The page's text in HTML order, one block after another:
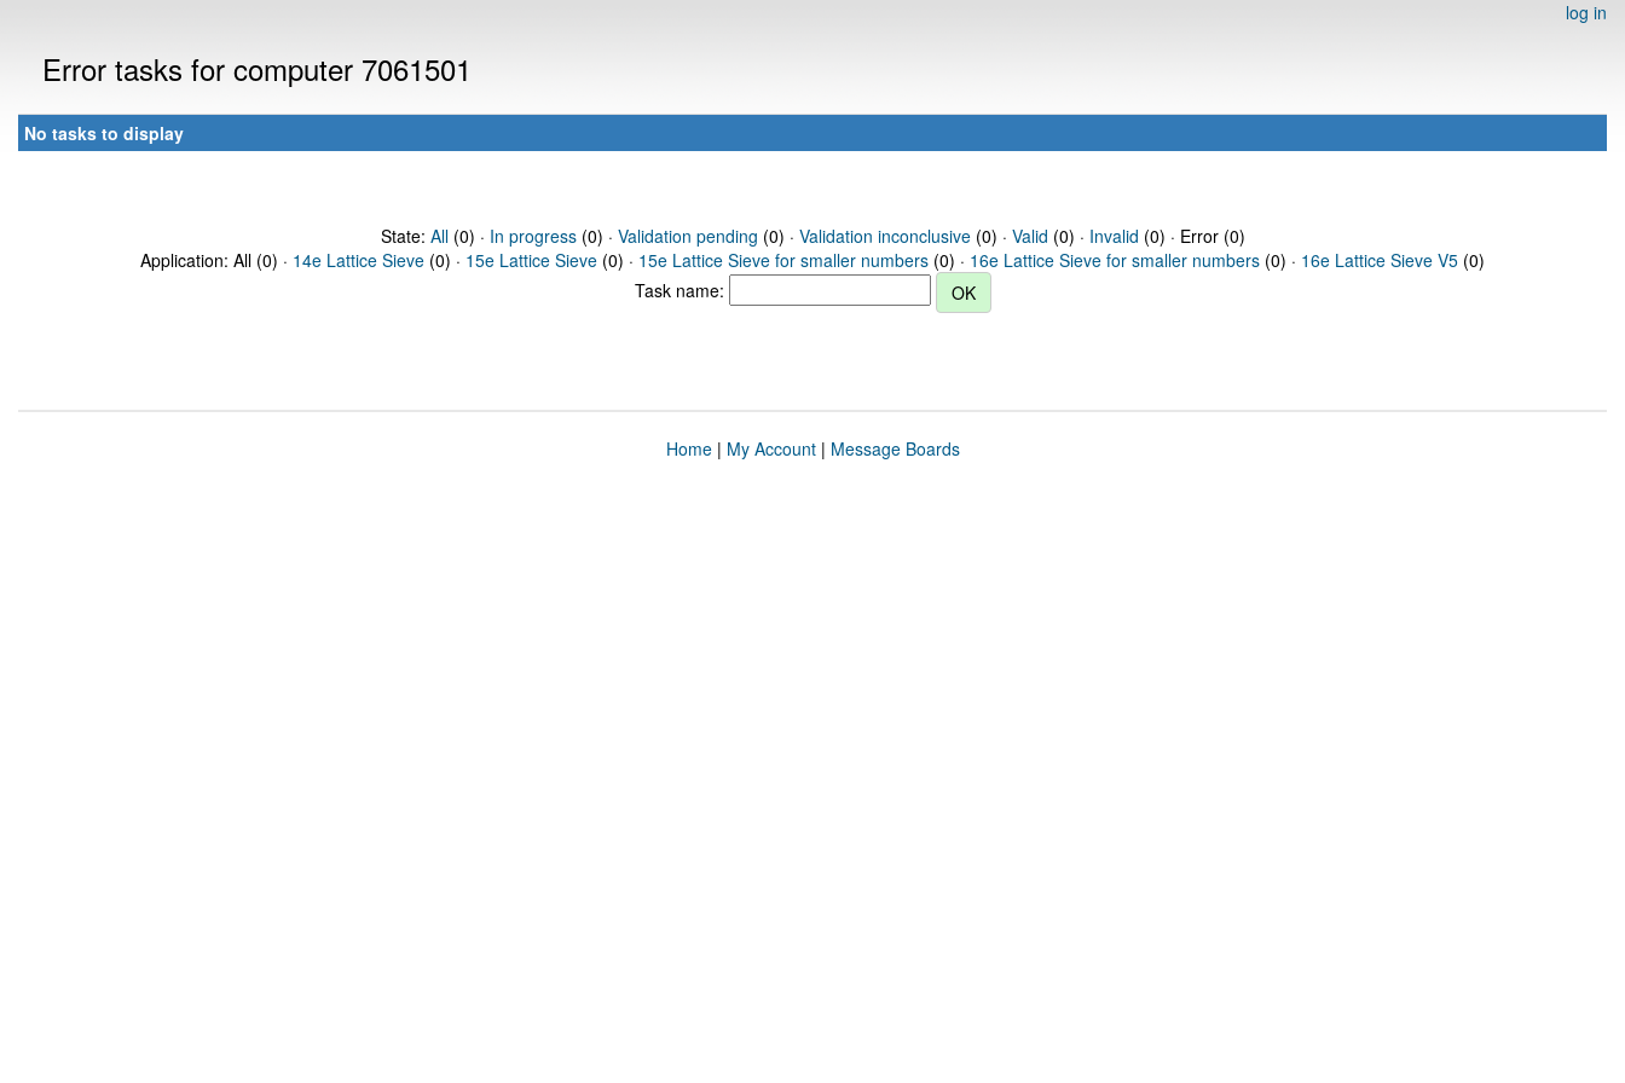
log in
Error tasks for computer 7061501
No tasks to display
State: All(0) · In progress(0) · Validation pending (0) · Validation inconclusive(0) · Valid (0) · Invalid (0) · Error (0)
Application: All (0) · 14e Lattice Sieve (0) · 15e Lattice Sieve (0) · 15e Lattice Sieve for smaller numbers (0) · 16e Lattice Sieve for smaller numbers (0) · 16e Lattice Sieve V5 (0)
Task name:
Home| My Account| Message Boards